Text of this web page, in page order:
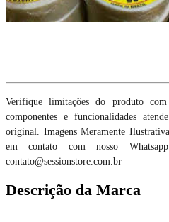
Verifique limitações do produto
componentes e funcionalidades
original. Imagens Meramente
em contato com nosso
contato@sessionstore.com.br
Descrição da Marca